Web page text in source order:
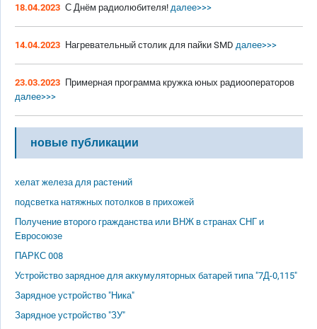
18.04.2023 С Днём радиолюбителя! далее>>>
14.04.2023 Нагревательный столик для пайки SMD далее>>>
23.03.2023 Примерная программа кружка юных радиооператоров
далее>>>
новые публикации
хелат железа для растений
подсветка натяжных потолков в прихожей
Получение второго гражданства или ВНЖ в странах СНГ и
Евросоюзе
ПАРКС 008
Устройство зарядное для аккумуляторных батарей типа "7Д-0,115"
Зарядное устройство "Ника"
Зарядное устройство "ЗУ"